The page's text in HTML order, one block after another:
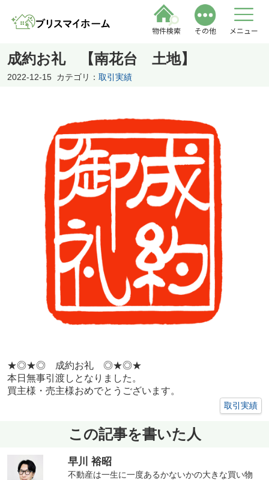
物件検索 その他 メニュー
成約お礼 【南花台 土地】
2022-12-15 カテゴリ： 取引実績
★◎★◎ 成約お礼 ◎★◎★
本日無事引渡しとなりました。
買主様・売主様おめでとうございます。
取引実績
この記事を書いた人
早川 裕昭
不動産は一生に一度あるかないかの大きな買い物